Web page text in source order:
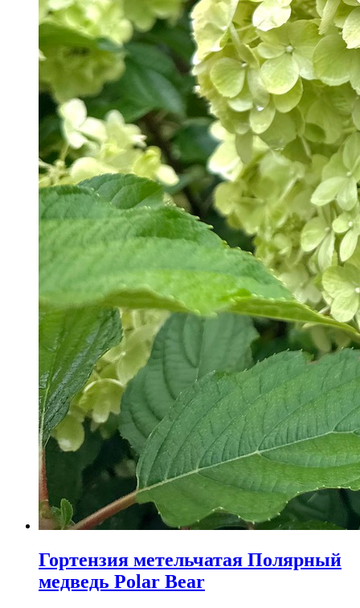
Гортензия метельчатая Полярный
медведь Polar Bear